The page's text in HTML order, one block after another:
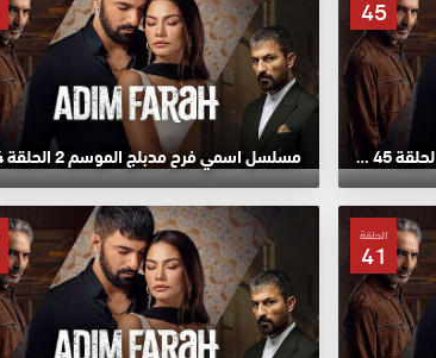
45
مسلسل اسمي فرح مدبلج الموسم 2 الحلقة 45 HD
الحلقة
41